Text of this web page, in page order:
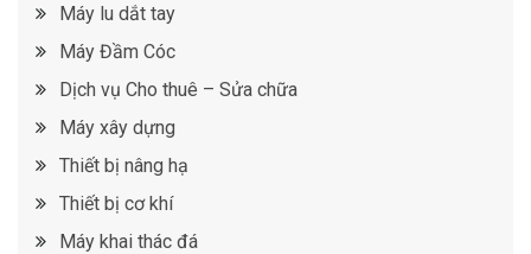
Máy lu dắt tay
Máy Đầm Cóc
Dịch vụ Cho thuê – Sửa chữa
Máy xây dựng
Thiết bị nâng hạ
Thiết bị cơ khí
Máy khai thác đá